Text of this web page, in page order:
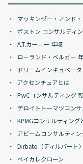
マッキンゼー・アンド
ボストン コンサルティ
A.T.カーニー 年収
ローランド・ベルガー
ドリームインキュベー
アクセンチュアとは
PwCコンサルティング
デロイトトーマツコン
KPMGコンサルティング
アビームコンサルティ
Dirbato（ディルバート）
ベイカレクローン